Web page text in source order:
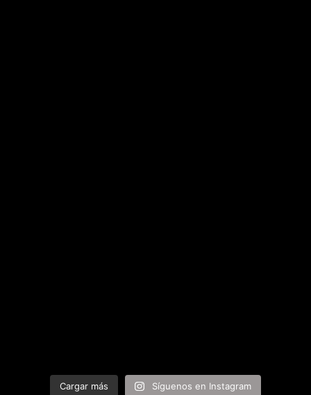
Cargar más Síguenos en Instagram